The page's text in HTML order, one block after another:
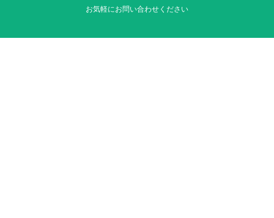
お気軽にお問い合わせください